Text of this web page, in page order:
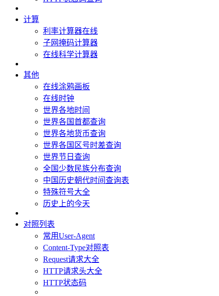
计算
利率计算器在线
子网掩码计算器
在线科学计算器
其他
在线涂鸦画板
在线时钟
世界各地时间
世界各国首都查询
世界各地货币查询
世界各国区号时差查询
世界节日查询
全国少数民族分布查询
中国历史朝代时间查询表
特殊符号大全
历史上的今天
对照列表
常用User-Agent
Content-Type对照表
Request请求大全
HTTP请求头大全
HTTP状态码